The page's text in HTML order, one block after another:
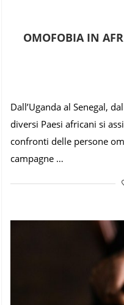
OMOFOBIA IN
Dall’Uganda al Senegal,
diversi Paesi africani si
confronti delle persone
campagne …